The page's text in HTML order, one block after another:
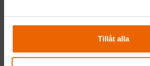
Tillåt alla
Kontakta oss
Bli kund